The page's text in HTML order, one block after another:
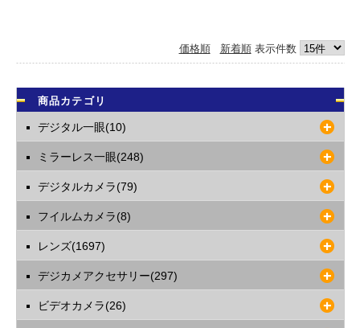
運送業者の代金引換手数料改定に伴い、50万円以上の代金引換のご注文に関し
まして取り扱いを終了いたします。
複数の代金引換注文で合計額が50万円以上になる場合は、同日での発送ができ
ません。発送日をずらしますので納期が余分にかかります。
あらかじめご了承くださいますようお願いいたします。
2017年12月09日
店頭でのご購入希望のお客様へ
WEBサイトで在庫有りとなっておりましても、店頭には無い場合がございま
す。
WEBサイトでご注文をしていない場合には、事前に店舗へご連絡していただき
ますようお願いいたします。
価格順 新着順表示件数
商品カテゴリ
デジタル一眼(10)
ミラーレス一眼(248)
デジタルカメラ(79)
フイルムカメラ(8)
レンズ(1697)
デジカメアクセサリー(297)
ビデオカメラ(26)